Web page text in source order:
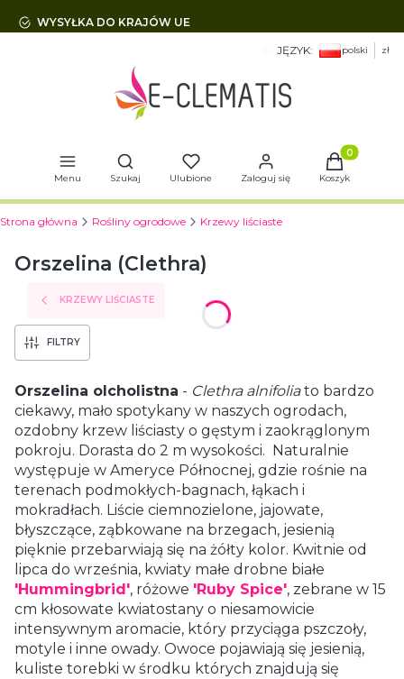
WYSYŁKA DO KRAJÓW UE
JĘZYK: polski zł
Menu
Otwórz wyszukiwarkę
Szukaj Ulubione Zaloguj się
Produkty
Koszyk
Strona główna Rośliny ogrodowe Krzewy liściaste
Orszelina (Clethra)
KRZEWY LIŚCIASTE
FILTRY
Orszelina olcholistna - Clethra alnifoliato bardzo
ciekawy, mało spotykany w naszych ogrodach,
ozdobny krzew liściasty o gęstym i zaokrąglonym
pokroju. Dorasta do 2 m wysokości. Naturalnie
występuje w Ameryce Północnej, gdzie rośnie na
terenach podmokłych-bagnach, łąkach i
mokradłach. Liście ciemnozielone, jajowate,
błyszczące, ząbkowane na brzegach, jesienią
pięknie przebarwiają się na żółty kolor. Kwitnie od
lipca do września, kwiaty małe drobne białe
'Hummingbrid', różowe 'Ruby Spice', zebrane w 15
cm kłosowate kwiatostany o niesamowicie
intensywnym aromacie, który przyciąga pszczoły,
motyle i inne owady. Owoce pojawiają się jesienią,
kuliste torebki w środku których znajdują się